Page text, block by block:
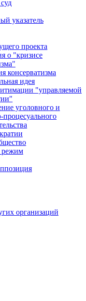
указатель
проекта
о "кризисе
консерватизма
идея
"управляемой
уголовного и
процесуального
режим
организаций